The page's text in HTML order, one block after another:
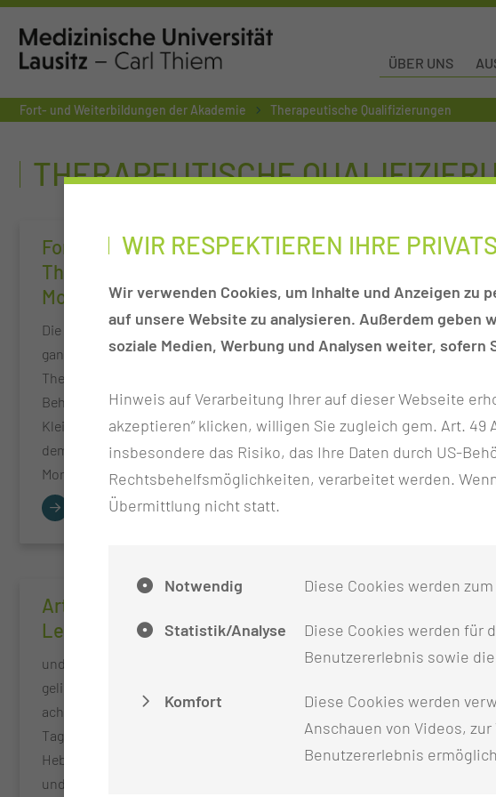
ÜBER UNS
Fort- und Weiterbildungen der Akademie Therapeutische Qualifizierungen
THERAPEUTISCHE
Fortbildung KISS I
Therapy Concept
Monika Bauer®
Die Fortbildung vermittelt ein
ganzheitliches
Therapiekonzept für die
Behandlung von Babys,
Kleinkindern und Kindern nach
dem KISS Therapy Concept
Monika Bauer®.
Fortbildung KISS II
Monika Bauer®
Aufbaukurs des
Therapiekonzepts für die
Kleinkindern und Kindern
dem KISS Therapy Concept
Monika Bauer®.
Artgerechter
Lebensstart
und wenn es nicht gleich
gelingt, braucht es sanfte,
achtsame Unterstützung. Die 2
Tagesfortbildung für
Hebammen, Stillberaterinnen
und Pflegefachpersonal
WIR RESPEKTIEREN IHRE
Wir verwenden Cookies, um Inhalte und Anzeigen zu
auf unsere Website zu analysieren. Außerdem
soziale Medien, Werbung und Analysen weiter, sofern
Hinweis auf Verarbeitung Ihrer auf dieser Webseite
akzeptieren“ klicken, willigen Sie zugleich gem. Art. 49
insbesondere das Risiko, das Ihre Daten durch US-
Rechtsbehelfsmöglichkeiten, verarbeitet werden.
Übermittlung nicht statt.
Notwendig Diese Cookies werden
Statistik/Analyse
Diese Cookies werden für
Benutzererlebnis sowie
Komfort
Diese Cookies werden
Anschauen von Videos,
Benutzererlebnis